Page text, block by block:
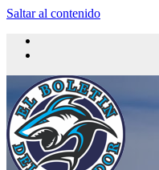
Saltar al contenido